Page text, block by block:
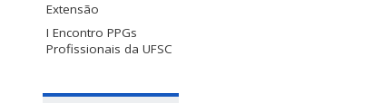
Extensão
I Encontro PPGs
Profissionais da UFSC